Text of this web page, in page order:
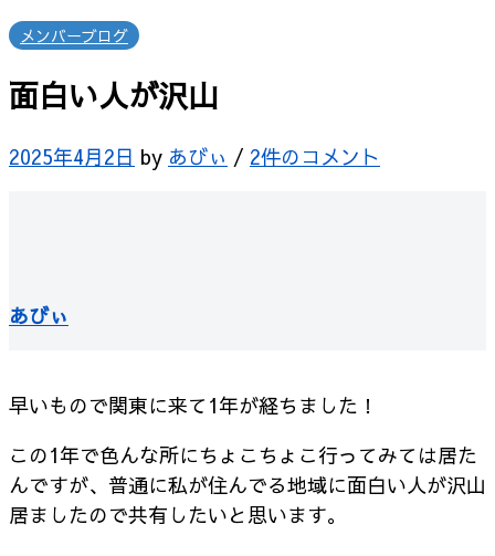
メンバーブログ
面白い人が沢山
2025年4月2日 by あびぃ / 2件のコメント
あびぃ
早いもので関東に来て1年が経ちました！
この1年で色んな所にちょこちょこ行ってみては居た
んですが、普通に私が住んでる地域に面白い人が沢山
居ましたので共有したいと思います。